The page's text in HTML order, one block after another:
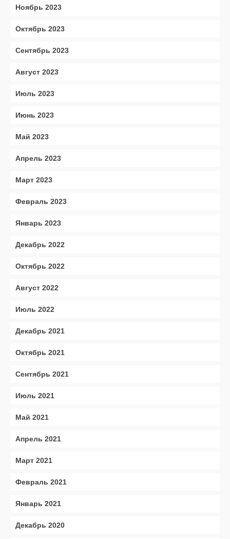
Ноябрь 2023
Октябрь 2023
Сентябрь 2023
Август 2023
Июль 2023
Июнь 2023
Май 2023
Апрель 2023
Март 2023
Февраль 2023
Январь 2023
Декабрь 2022
Октябрь 2022
Август 2022
Июль 2022
Декабрь 2021
Октябрь 2021
Сентябрь 2021
Июль 2021
Май 2021
Апрель 2021
Март 2021
Февраль 2021
Январь 2021
Декабрь 2020